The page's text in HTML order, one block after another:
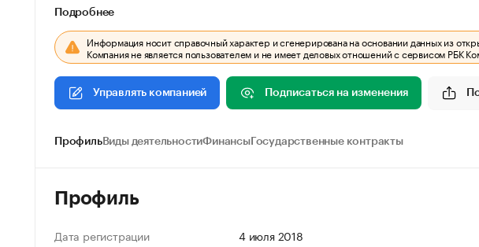
Подробнее
Информация носит справочный характер и сгенерирована на основании данных из
Компания не является пользователем и не имеет деловых отношений с сервисом РБК
Управлять компанией Подписаться на изменения
ПрофильВиды деятельностиФинансыГосударственные контракты
Профиль
Дата регистрации
4 июля 2018